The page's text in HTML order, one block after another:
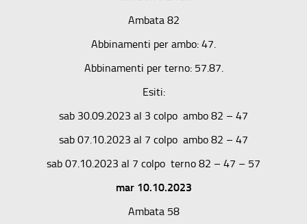
Ambata 82
Abbinamenti per ambo: 47.
Abbinamenti per terno: 57.87.
Esiti:
sab 30.09.2023 al 3 colpo ambo 82 – 47
sab 07.10.2023 al 7 colpo ambo 82 – 47
sab 07.10.2023 al 7 colpo terno 82 – 47 – 57
mar 10.10.2023
Ambata 58